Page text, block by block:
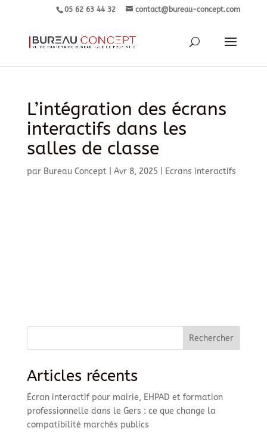
05 62 63 44 32 contact@bureau-concept.com
L’intégration des écrans
interactifs dans les
salles de classe
par Bureau Concept| Avr 8, 2025| Ecrans interactifs
Rechercher
Articles récents
Écran interactif pour mairie, EHPAD et formation
professionnelle dans le Gers : ce que change la
compatibilité marchés publics